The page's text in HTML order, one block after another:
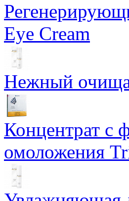
Eye Cream
Нежный
Концентрат с
омоложения